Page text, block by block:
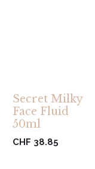
Secret Milky
Face Fluid
50ml
CHF 38.85